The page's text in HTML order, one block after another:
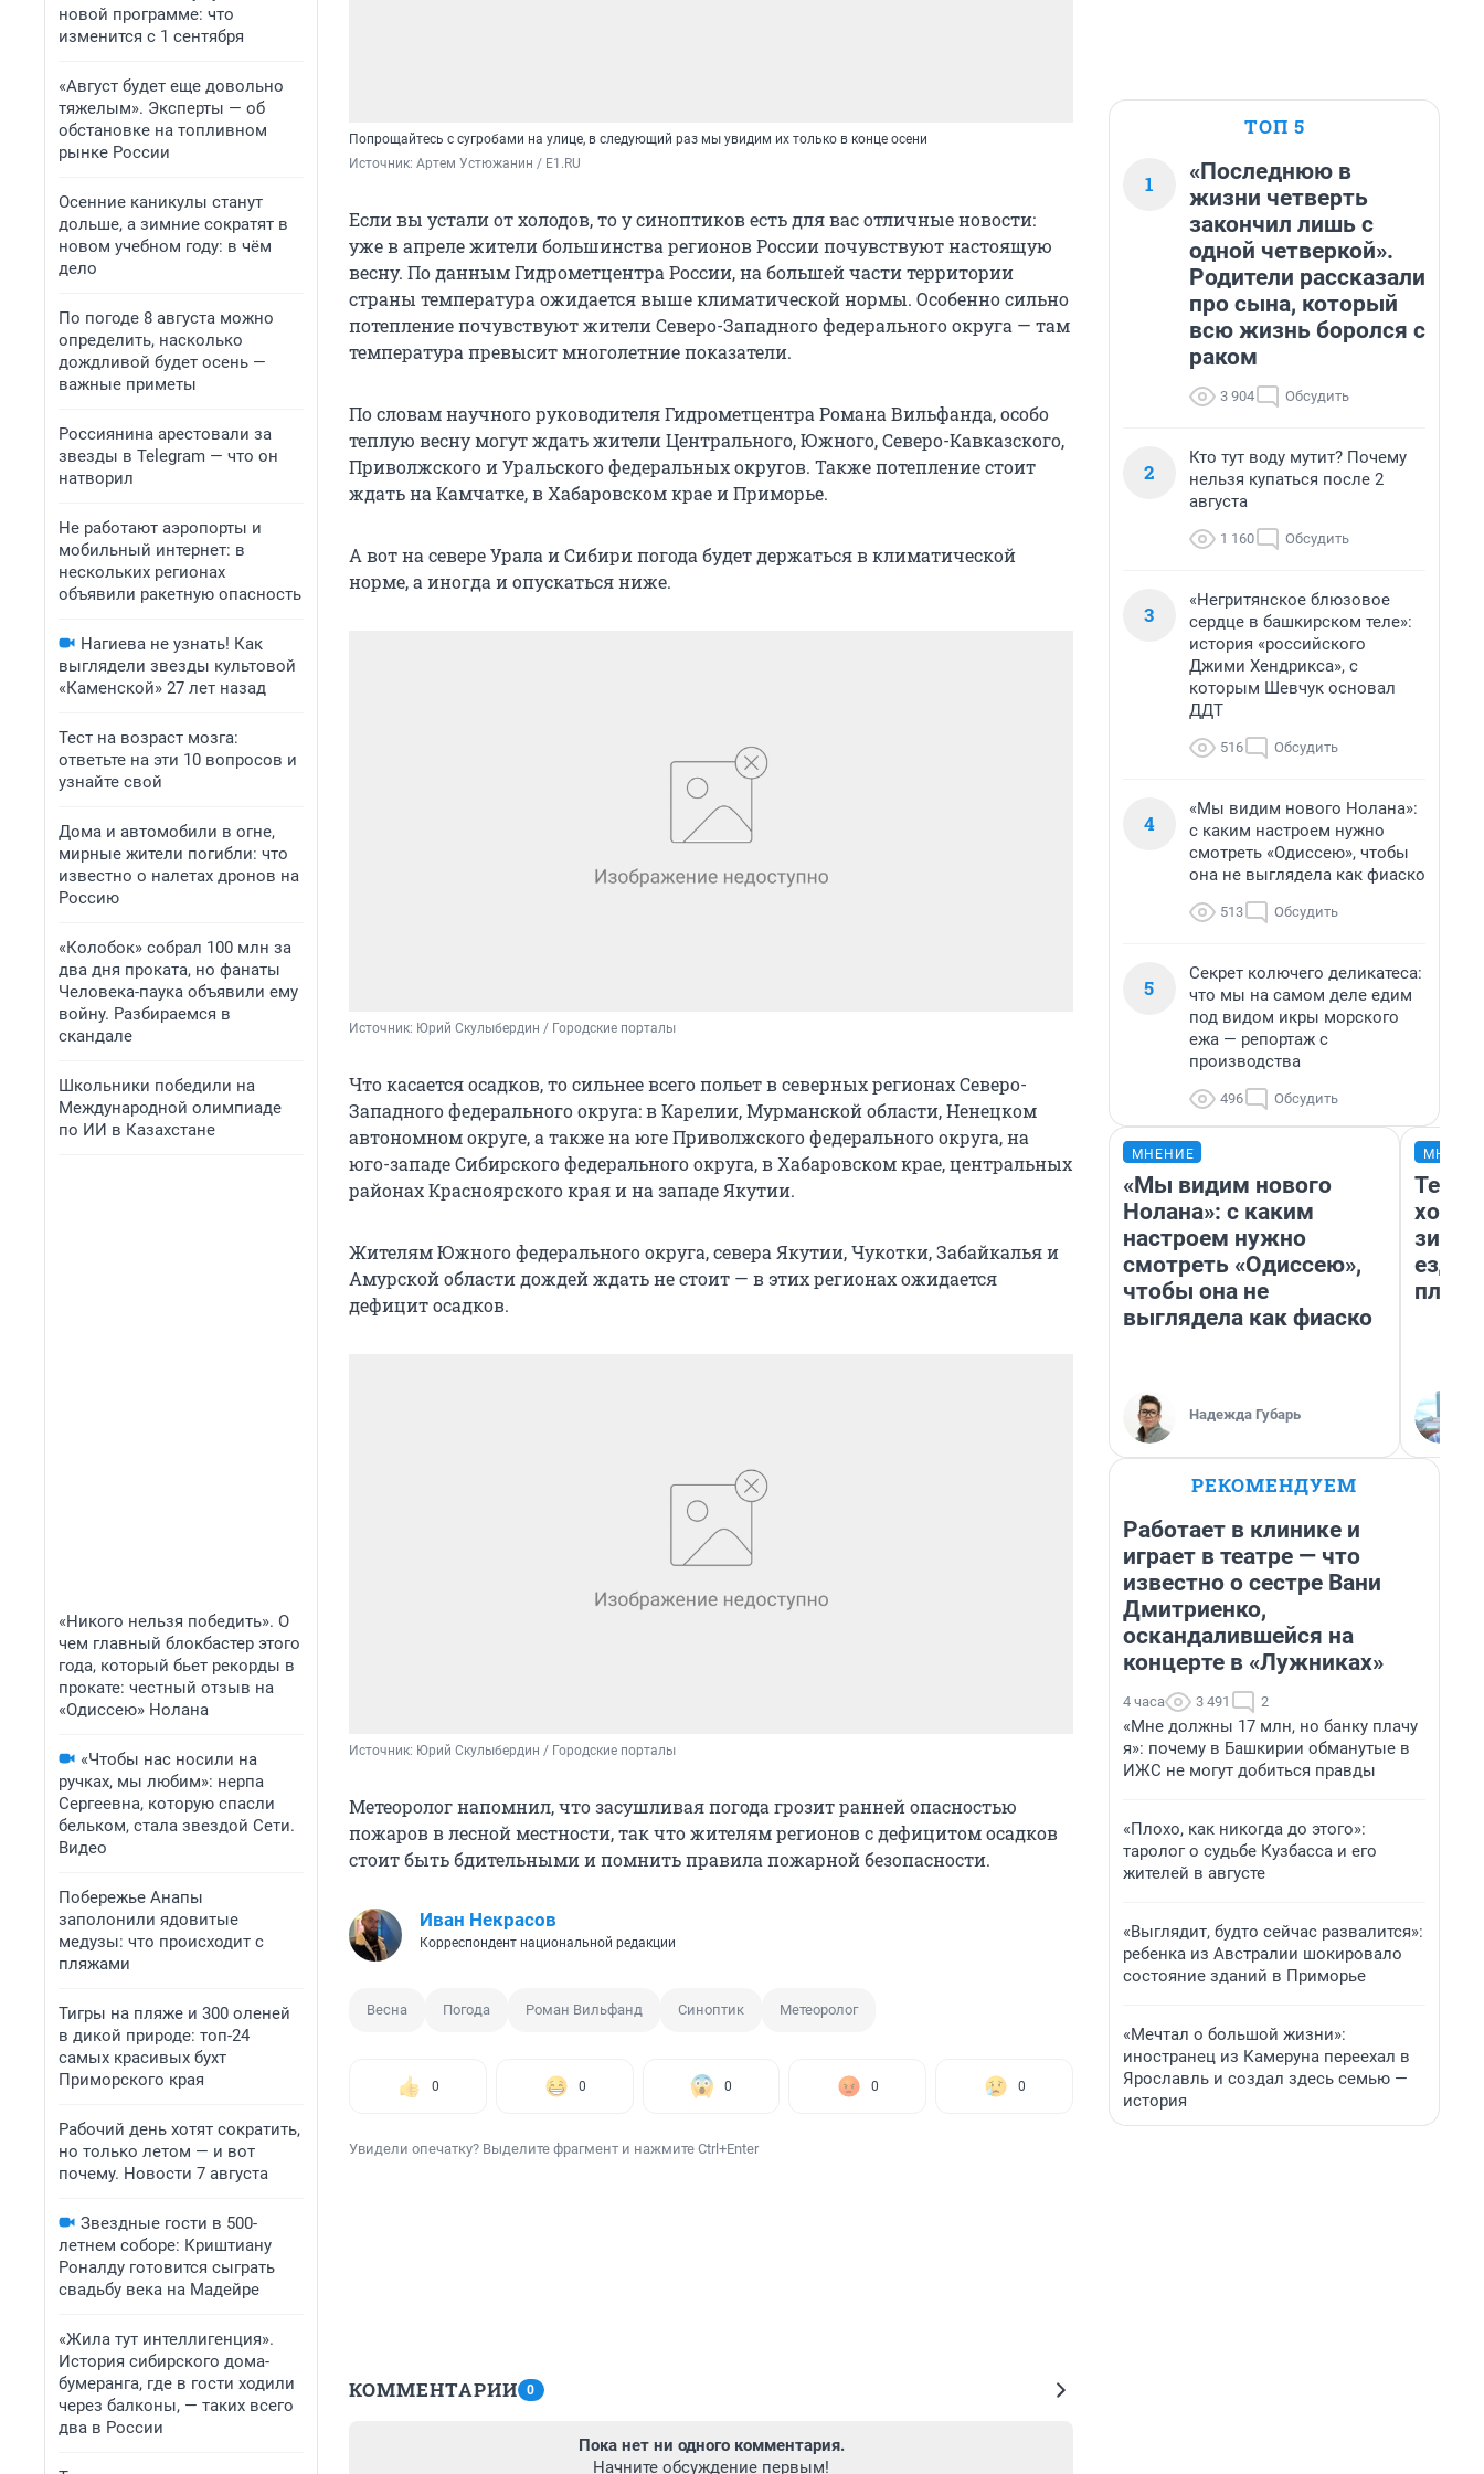
новой программе: что
изменится с 1 сентября
«Август будет еще довольно
тяжелым». Эксперты — об
обстановке на топливном
рынке России
Осенние каникулы станут
дольше, а зимние сократят в
новом учебном году: в чём
дело
По погоде 8 августа можно
определить, насколько
дождливой будет осень —
важные приметы
Россиянина арестовали за
звезды в Telegram — что он
натворил
Не работают аэропорты и
мобильный интернет: в
нескольких регионах
объявили ракетную опасность
Нагиева не узнать! Как
выглядели звезды культовой
«Каменской» 27 лет назад
Тест на возраст мозга:
ответьте на эти 10 вопросов и
узнайте свой
Дома и автомобили в огне,
мирные жители погибли: что
известно о налетах дронов на
Россию
«Колобок» собрал 100 млн за
два дня проката, но фанаты
Человека-паука объявили ему
войну. Разбираемся в
скандале
Школьники победили на
Международной олимпиаде
по ИИ в Казахстане
«Никого нельзя победить». О
чем главный блокбастер этого
года, который бьет рекорды в
прокате: честный отзыв на
«Одиссею» Нолана
«Чтобы нас носили на
ручках, мы любим»: нерпа
Сергеевна, которую спасли
бельком, стала звездой Сети.
Видео
Побережье Анапы
заполонили ядовитые
медузы: что происходит с
пляжами
Тигры на пляже и 300 оленей
в дикой природе: топ-24
самых красивых бухт
Приморского края
Рабочий день хотят сократить,
но только летом — и вот
почему. Новости 7 августа
Звездные гости в 500-
летнем соборе: Криштиану
Роналду готовится сыграть
свадьбу века на Мадейре
«Жила тут интеллигенция».
История сибирского дома-
бумеранга, где в гости ходили
через балконы, — таких всего
два в России
Попрощайтесь с сугробами на улице, в следующий раз мы увидим их только в конце осени
Источник: Артем Устюжанин / E1.RU
Если вы устали от холодов, то у синоптиков есть для вас отличные новости:
уже в апреле жители большинства регионов России почувствуют настоящую
весну. По данным Гидрометцентра России, на большей части территории
страны температура ожидается выше климатической нормы. Особенно сильно
потепление почувствуют жители Северо-Западного федерального округа — там
температура превысит многолетние показатели.
По словам научного руководителя Гидрометцентра Романа Вильфанда, особо
теплую весну могут ждать жители Центрального, Южного, Северо-Кавказского,
Приволжского и Уральского федеральных округов. Также потепление стоит
ждать на Камчатке, в Хабаровском крае и Приморье.
А вот на севере Урала и Сибири погода будет держаться в климатической
норме, а иногда и опускаться ниже.
Источник: Юрий Скулыбердин / Городские порталы
Что касается осадков, то сильнее всего польет в северных регионах Северо-
Западного федерального округа: в Карелии, Мурманской области, Ненецком
автономном округе, а также на юге Приволжского федерального округа, на
юго-западе Сибирского федерального округа, в Хабаровском крае, центральных
районах Красноярского края и на западе Якутии.
Жителям Южного федерального округа, севера Якутии, Чукотки, Забайкалья и
Амурской области дождей ждать не стоит — в этих регионах ожидается
дефицит осадков.
Источник: Юрий Скулыбердин / Городские порталы
Метеоролог напомнил, что засушливая погода грозит ранней опасностью
пожаров в лесной местности, так что жителям регионов с дефицитом осадков
стоит быть бдительными и помнить правила пожарной безопасности.
Иван Некрасов
Корреспондент национальной редакции
Весна Погода Роман Вильфанд Синоптик Метеоролог
0 0 0 0 0
Увидели опечатку? Выделите фрагмент и нажмите Ctrl+Enter
КОММЕНТАРИИ 0
Пока нет ни одного комментария.
Начните обсуждение первым!
ТОП 5
1
«Последнюю в
жизни четверть
закончил лишь с
одной четверкой».
Родители рассказали
про сына, который
всю жизнь боролся с
раком
3 904 Обсудить
2
Кто тут воду мутит? Почему
нельзя купаться после 2
августа
1 160 Обсудить
3
«Негритянское блюзовое
сердце в башкирском теле»:
история «российского
Джими Хендрикса», с
которым Шевчук основал
ДДТ
516 Обсудить
4
«Мы видим нового Нолана»:
с каким настроем нужно
смотреть «Одиссею», чтобы
она не выглядела как фиаско
513 Обсудить
5
Секрет колючего деликатеса:
что мы на самом деле едим
под видом икры морского
ежа — репортаж с
производства
496 Обсудить
МНЕНИЕ
«Мы видим нового
Нолана»: с каким
настроем нужно
смотреть «Одиссею»,
чтобы она не
выглядела как фиаско
Надежда Губарь
ездит
РЕКОМЕНДУЕМ
Работает в клинике и
играет в театре — что
известно о сестре Вани
Дмитриенко,
оскандалившейся на
концерте в «Лужниках»
4 часа 3 491 2
«Мне должны 17 млн, но банку плачу
я»: почему в Башкирии обманутые в
ИЖС не могут добиться правды
«Плохо, как никогда до этого»:
таролог о судьбе Кузбасса и его
жителей в августе
«Выглядит, будто сейчас развалится»:
ребенка из Австралии шокировало
состояние зданий в Приморье
«Мечтал о большой жизни»:
иностранец из Камеруна переехал в
Ярославль и создал здесь семью —
история